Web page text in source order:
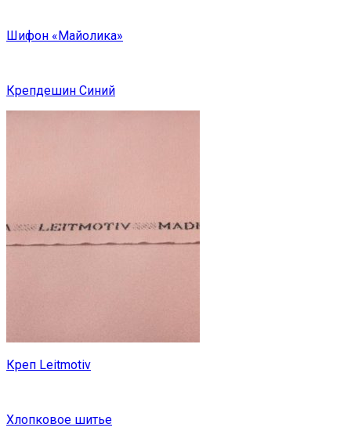
Шифон «Майолика»
Крепдешин Синий
Креп Leitmotiv
Хлопковое шитье